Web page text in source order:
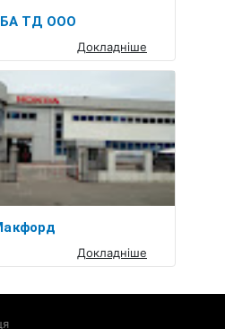
ТД ООО
Докладніше
Докладніше